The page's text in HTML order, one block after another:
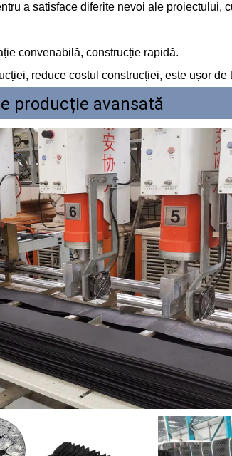
a satisface diferite nevoi ale proiectului,
convenabilă, construcție rapidă.
reduce costul construcției, este ușor de
producție avansată